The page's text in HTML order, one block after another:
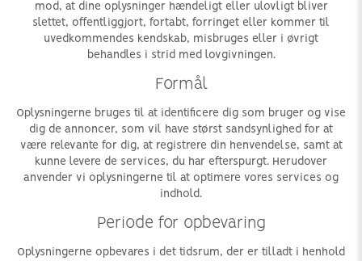
mod, at dine oplysninger hændeligt eller ulovligt bliver
slettet, offentliggjort, fortabt, forringet eller kommer til
uvedkommendes kendskab, misbruges eller i øvrigt
behandles i strid med lovgivningen.
Formål
Oplysningerne bruges til at identificere dig som bruger og vise
dig de annoncer, som vil have størst sandsynlighed for at
være relevante for dig, at registrere din henvendelse, samt at
kunne levere de services, du har efterspurgt. Herudover
anvender vi oplysningerne til at optimere vores services og
indhold.
Periode for opbevaring
Oplysningerne opbevares i det tidsrum, der er tilladt i henhold